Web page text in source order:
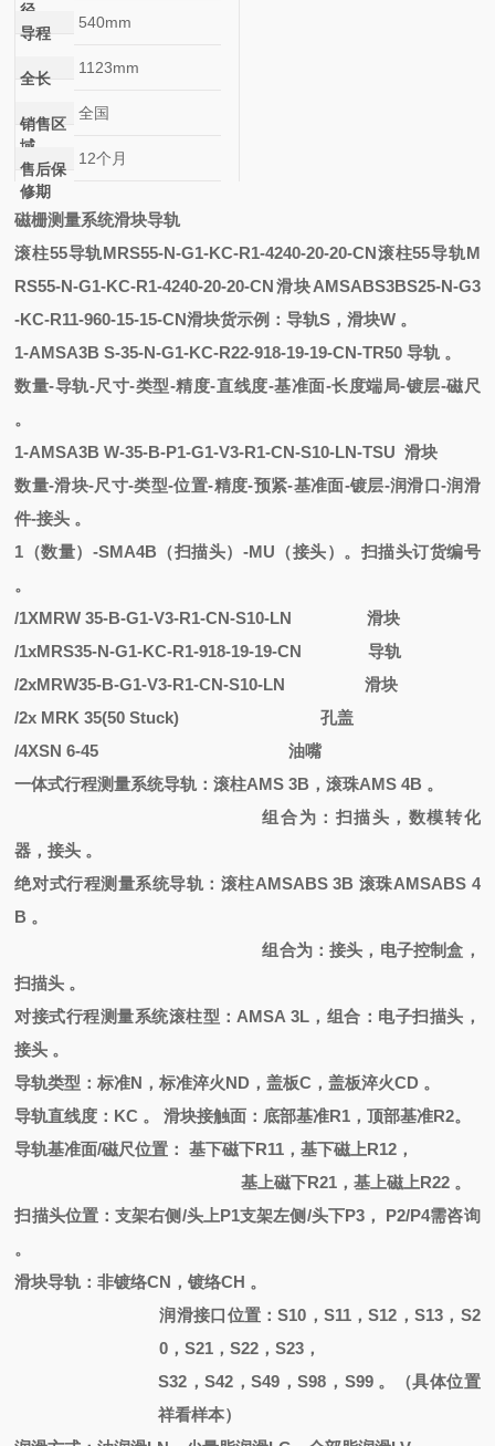
径
导程
540mm
全长
1123mm
销售区
域
全国
售后保
修期
12个月
磁栅测量系统滑块导轨
滚柱55导轨MRS55-N-G1-KC-R1-4240-20-20-CN滚柱55导轨M
RS55-N-G1-KC-R1-4240-20-20-CN滑块AMSABS3BS25-N-G3
-KC-R11-960-15-15-CN滑块货示例：导轨S，滑块W 。
1-AMSA3B S-35-N-G1-KC-R22-918-19-19-CN-TR50 导轨 。
数量-导轨-尺寸-类型-精度-直线度-基准面-长度端局-镀层-磁尺
。
1-AMSA3B W-35-B-P1-G1-V3-R1-CN-S10-LN-TSU 滑块
数量-滑块-尺寸-类型-位置-精度-预紧-基准面-镀层-润滑口-润滑
件-接头 。
1（数量）-SMA4B（扫描头）-MU（接头）。扫描头订货编号
。
/1XMRW 35-B-G1-V3-R1-CN-S10-LN
滑块
/1xMRS35-N-G1-KC-R1-918-19-19-CN
导轨
/2xMRW35-B-G1-V3-R1-CN-S10-LN
滑块
/2x MRK 35(50 Stuck)
孔盖
/4XSN 6-45
油嘴
一体式行程测量系统导轨：滚柱AMS 3B，滚珠AMS 4B 。
组合为：扫描头，数模转化
器，接头 。
绝对式行程测量系统导轨：滚柱AMSABS 3B 滚珠AMSABS 4
B 。
组合为：接头，电子控制盒，
扫描头 。
对接式行程测量系统滚柱型： AMSA 3L，组合：电子扫描头，
接头 。
导轨类型：标准N，标准淬火ND，盖板C，盖板淬火CD 。
导轨直线度： KC 。 滑块接触面：底部基准R1，顶部基准R2。
导轨基准面/磁尺位置： 基下磁下R11，基下磁上R12，
基上磁下R21，基上磁上R22 。
扫描头位置：支架右侧/头上P1支架左侧/头下P3， P2/P4需咨询
。
滑块导轨：非镀络CN ，镀络CH 。
润滑接口位置：S10，S11，S12，S13，S2
0，S21，S22，S23，
S32，S42，S49，S98，S99 。（具体位置
祥看样本）